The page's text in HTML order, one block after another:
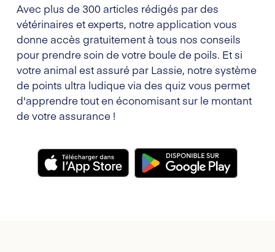
Avec plus de 300 articles rédigés par des
vétérinaires et experts, notre application vous
donne accès gratuitement à tous nos conseils
pour prendre soin de votre boule de poils. Et si
votre animal est assuré par Lassie, notre système
de points ultra ludique via des quiz vous permet
d'apprendre tout en économisant sur le montant
de votre assurance !